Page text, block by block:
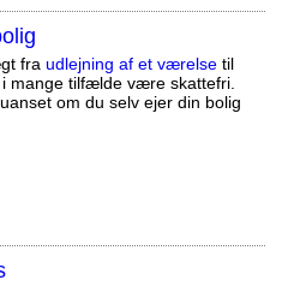
fra udlejning af et værelsetil
i mange tilfælde være skattefri.
om du selv ejer din bolig